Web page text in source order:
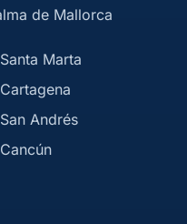
de Mallorca
Marta
Andrés